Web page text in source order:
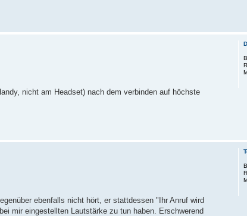
nicht am Headset) nach dem verbinden auf höchste
ebenfalls nicht hört, er stattdessen "Ihr Anruf wird
mir eingestellten Lautstärke zu tun haben. Erschwerend